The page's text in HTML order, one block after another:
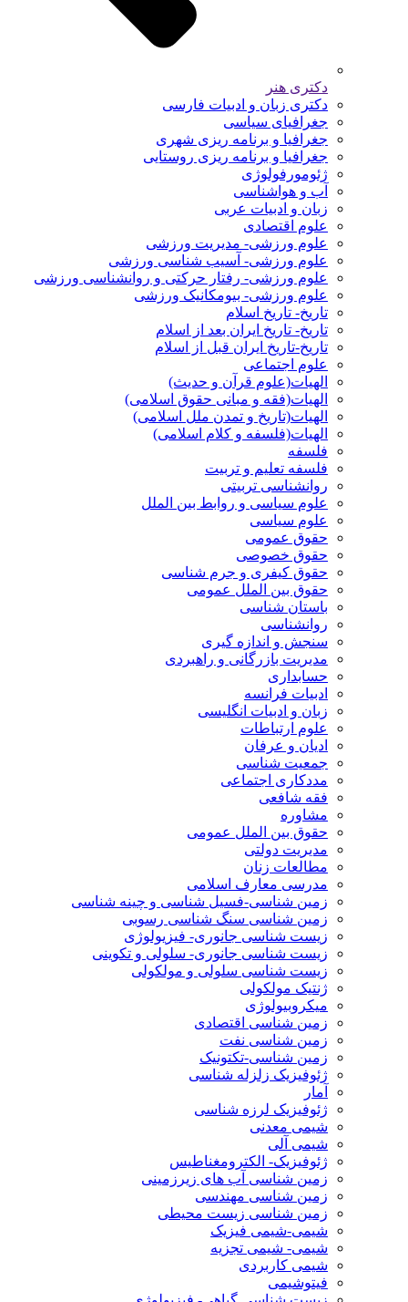
دکتری هنر
دکتری زبان و ادبیات فارسی
جغرافیای سیاسی
جغرافیا و برنامه ریزی شهری
جغرافیا و برنامه ریزی روستایی
ژئومورفولوژی
آب و هواشناسی
زبان و ادبیات عربی
علوم اقتصادی
علوم ورزشی- مدیریت ورزشی
علوم ورزشی- آسیب شناسی ورزشی
علوم ورزشی- رفتار حرکتی و روانشناسی ورزشی
علوم ورزشی- بیومکانیک ورزشی
تاریخ- تاریخ اسلام
تاریخ- تاریخ ایران بعد از اسلام
تاریخ-تاریخ ایران قبل از اسلام
علوم اجتماعی
الهیات(علوم قرآن و حدیث)
الهیات(فقه و مبانی حقوق اسلامی)
الهیات(تاریخ و تمدن ملل اسلامی)
الهیات(فلسفه و کلام اسلامی)
فلسفه
فلسفه تعلیم و تربیت
روانشناسی تربیتی
علوم سیاسی و روابط بین الملل
علوم سیاسی
حقوق عمومی
حقوق خصوصی
حقوق کیفری و جرم شناسی
حقوق بین الملل عمومی
باستان شناسی
روانشناسی
سنجش و اندازه گیری
مدیریت بازرگانی و راهبردی
حسابداری
ادبیات فرانسه
زبان و ادبیات انگلیسی
علوم ارتباطات
ادیان و عرفان
جمعیت شناسی
مددکاری اجتماعی
فقه شافعی
مشاوره
حقوق بین الملل عمومی
مدیریت دولتی
مطالعات زنان
مدرسی معارف اسلامی
زمین شناسی-فسیل شناسی و چینه شناسی
زمین شناسی سنگ شناسی رسوبی
زیست شناسی جانوری- فیزیولوژی
زیست شناسی جانوری- سلولی و تکوینی
زیست شناسی سلولی و مولکولی
ژنتیک مولکولی
میکروبیولوژی
زمین شناسی اقتصادی
زمین شناسی نفت
زمین شناسی-تکتونیک
ژئوفیزیک زلزله شناسی
آمار
ژئوفیزیک لرزه شناسی
شیمی معدنی
شیمی آلی
ژئوفیزیک- الکترومغناطیس
زمین شناسی آب های زیرزمینی
زمین شناسی مهندسی
زمین شناسی زیست محیطی
شیمی-شیمی فیزیک
شیمی- شیمی تجزیه
شیمی کاربردی
فیتوشیمی